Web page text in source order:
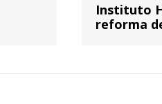
Instituto
reforma